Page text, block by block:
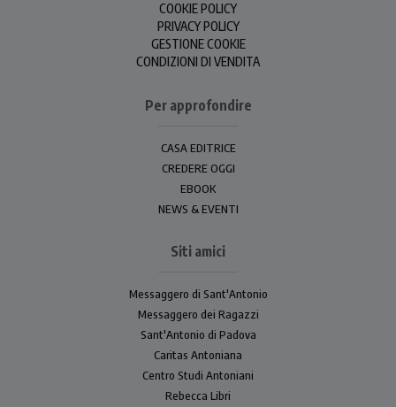
COOKIE POLICY
PRIVACY POLICY
GESTIONE COOKIE
CONDIZIONI DI VENDITA
Per approfondire
CASA EDITRICE
CREDERE OGGI
EBOOK
NEWS & EVENTI
Siti amici
Messaggero di Sant'Antonio
Messaggero dei Ragazzi
Sant'Antonio di Padova
Caritas Antoniana
Centro Studi Antoniani
Rebecca Libri